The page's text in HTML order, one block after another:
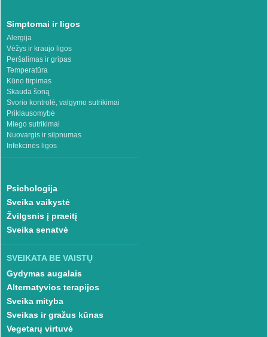
Simptomai ir ligos
Alergija
Vėžys ir kraujo ligos
Peršalimas ir gripas
Temperatūra
Kūno tirpimas
Skauda šoną
Svorio kontrolė, valgymo sutrikimai
Priklausomybė
Miego sutrikimai
Nuovargis ir silpnumas
Infekcinės ligos
Psichologija
Sveika vaikystė
Žvilgsnis į praeitį
Sveika senatvė
SVEIKATA BE VAISTŲ
Gydymas augalais
Alternatyvios terapijos
Sveika mityba
Sveikas ir gražus kūnas
Vegetarų virtuvė